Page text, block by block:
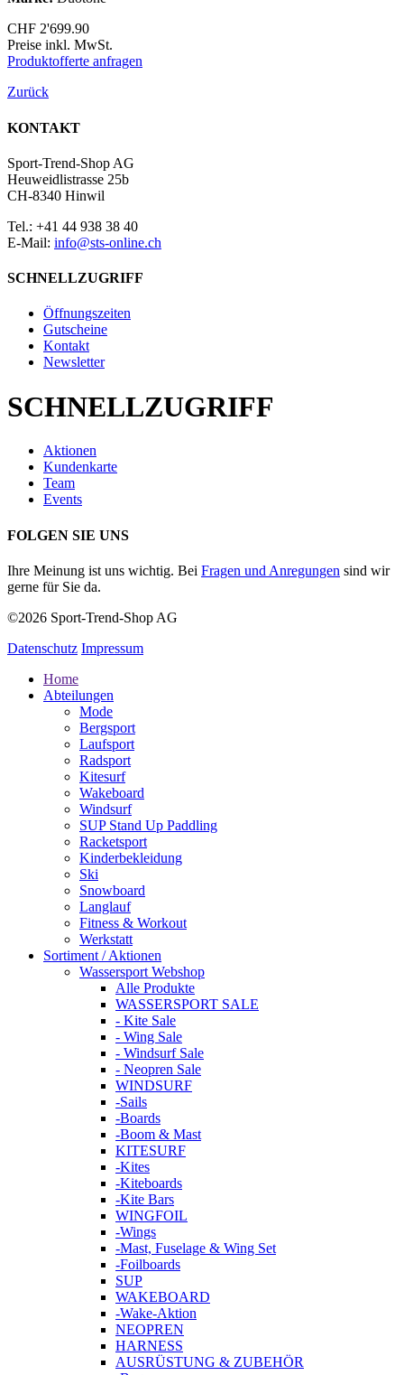
CHF 2'699.90
Preise inkl. MwSt.
Produktofferte anfragen
Zurück
KONTAKT
Sport-Trend-Shop AG
Heuweidlistrasse 25b
CH-8340 Hinwil
Tel.: +41 44 938 38 40
E-Mail: info@sts-online.ch
SCHNELLZUGRIFF
Öffnungszeiten
Gutscheine
Kontakt
Newsletter
SCHNELLZUGRIFF
Aktionen
Kundenkarte
Team
Events
FOLGEN SIE UNS
Ihre Meinung ist uns wichtig. Bei Fragen und Anregungen sind wir
gerne für Sie da.
©2026 Sport-Trend-Shop AG
Datenschutz Impressum
Home
Abteilungen
Mode
Bergsport
Laufsport
Radsport
Kitesurf
Wakeboard
Windsurf
SUP Stand Up Paddling
Racketsport
Kinderbekleidung
Ski
Snowboard
Langlauf
Fitness & Workout
Werkstatt
Sortiment / Aktionen
Wassersport Webshop
Alle Produkte
WASSERSPORT SALE
- Kite Sale
- Wing Sale
- Windsurf Sale
- Neopren Sale
WINDSURF
-Sails
-Boards
-Boom & Mast
KITESURF
-Kites
-Kiteboards
-Kite Bars
WINGFOIL
-Wings
-Mast, Fuselage & Wing Set
-Foilboards
SUP
WAKEBOARD
-Wake-Aktion
NEOPREN
HARNESS
AUSRÜSTUNG & ZUBEHÖR